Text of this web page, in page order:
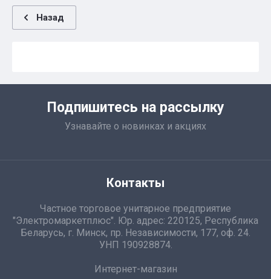
Назад
Подпишитесь на рассылку
Узнавайте о новинках и акциях
Контакты
Частное торговое унитарное предприятие
"Электромаркетплюс". Юр. адрес: 220125, Республика
Беларусь, г. Минск, пр. Независимости, 177, оф. 24.
УНП 190928874.
Интернет-магазин